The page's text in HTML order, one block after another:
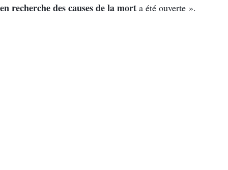
en recherche des causes de la mort a été ouverte ».